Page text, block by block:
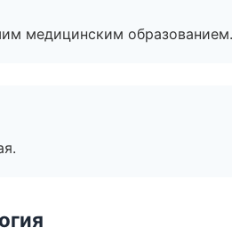
медицинским образованием.